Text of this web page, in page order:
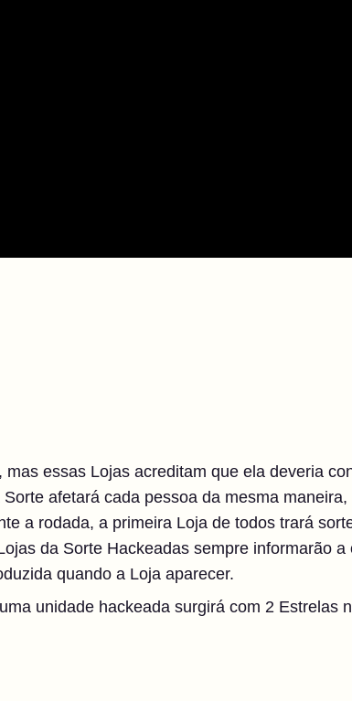
essas Lojas acreditam que ela deveria
afetará cada pessoa da mesma
a rodada, a primeira Loja de todos trará
da Sorte Hackeadas sempre informarão a
quando a Loja aparecer.
unidade hackeada surgirá com 2 Estrelas